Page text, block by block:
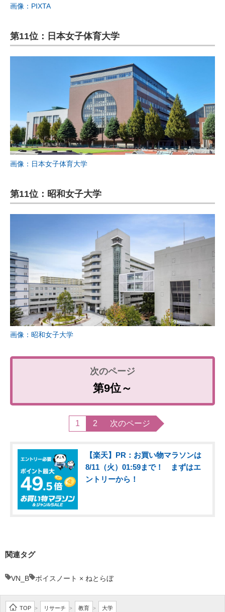
画像：PIXTA
第11位：日本女子体育大学
画像：日本女子体育大学
第11位：昭和女子大学
画像：昭和女子大学
第9位～
1 2 次のページ
【楽天】PR：お買い物マラソンは
8/11（火）01:59まで！ まずはエ
ントリーから！
関連タグ
VN_B ボイスノート × ねとらぼ
TOP > リサーチ > 教育 > 大学